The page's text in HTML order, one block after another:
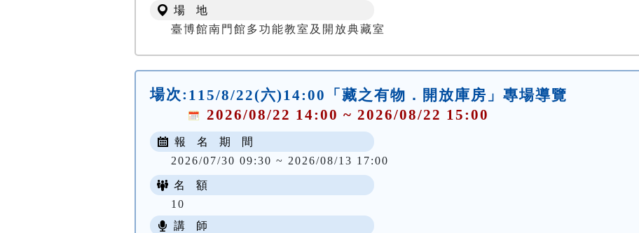
場 地
臺博館南門館多功能教室及開放典藏室
場次: 115/8/22(六)14:00「藏之有物．開放庫房」專場導覽
2026/08/22 14:00 ~ 2026/08/22 15:00
報 名 期 間
2026/07/30 09:30 ~ 2026/08/13 17:00
名 額
10
講 師